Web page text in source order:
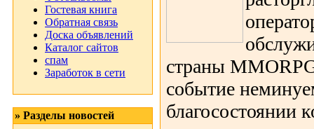
Гостевая книга
Обратная связь
Доска объявлений
Каталог сайтов
спам
Заработок в сети
» Разделы новостей
страны
событие
благосостоянии